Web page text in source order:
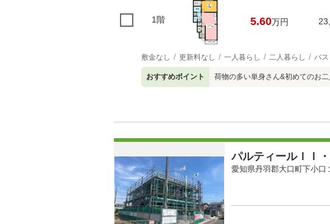
1階 5.60万円
敷金なし 更新料なし 一人暮らし 二人暮らし バス
おすすめポイント 荷物の多い単身さん&初めてのお
パルティールＩＩ
愛知県丹羽郡大口町下小口